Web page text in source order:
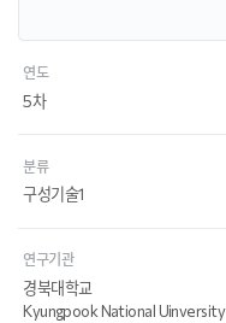
연도
5차
분류
구성기술1
연구기관
경북대학교
Kyungpook National Uinversity